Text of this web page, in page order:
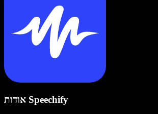
אודות Speechify